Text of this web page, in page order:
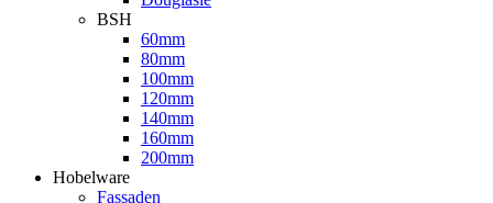
BSH
60mm
80mm
100mm
120mm
140mm
160mm
200mm
Hobelware
Fassaden